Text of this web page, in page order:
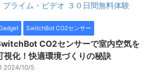
イム・ビデオ ３０日間無料体験
SwitchBot CO2センサー
CO2センサーで室内空気を
視化！快適環境づくりの秘訣
2024/10/5